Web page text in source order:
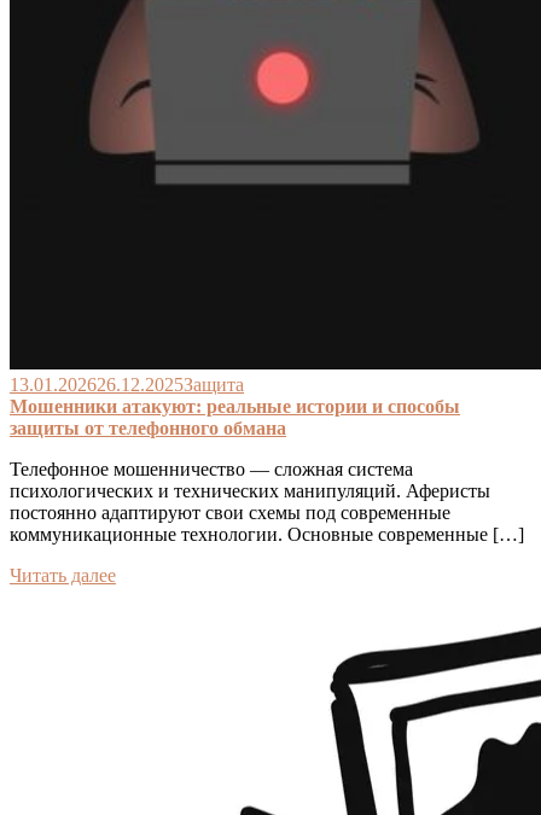
13.01.202626.12.2025Защита
Мошенники атакуют: реальные истории и способы
защиты от телефонного обмана
Телефонное мошенничество — сложная система
психологических и технических манипуляций. Аферисты
постоянно адаптируют свои схемы под современные
коммуникационные технологии. Основные современные […]
Читать далее